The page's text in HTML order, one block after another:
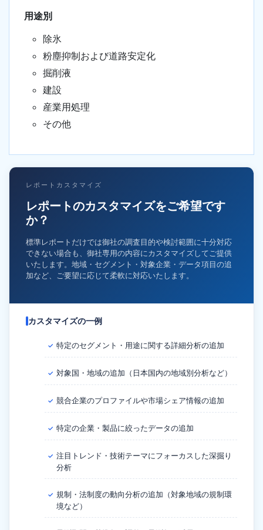
用途別
除氷
粉塵抑制および道路安定化
掘削液
建設
産業用処理
その他
レポートカスタマイズ
レポートのカスタマイズをご希望です
か？
標準レポートだけでは御社の調査目的や検討範囲に十分対応
できない場合も、御社専用の内容にカスタマイズしてご提供
いたします。地域・セグメント・対象企業・データ項目の追
加など、ご要望に応じて柔軟に対応いたします。
カスタマイズの一例
✓ 特定のセグメント・用途に関する詳細分析の追加
✓ 対象国・地域の追加（日本国内の地域別分析など）
✓ 競合企業のプロファイルや市場シェア情報の追加
✓ 特定の企業・製品に絞ったデータの追加
✓ 注目トレンド・技術テーマにフォーカスした深掘り
分析
✓ 規制・法制度の動向分析の追加（対象地域の規制環
境など）